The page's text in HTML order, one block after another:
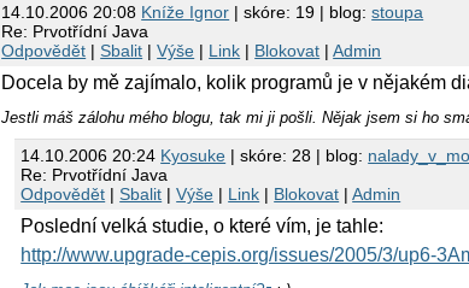
14.10.2006 20:08 Kníže Ignor | skóre: 19 | blog:stoupa
Re: Prvotřídní Java
Odpovědět |Sbalit |Výše | Link | Blokovat |Admin
Docela by mě zajímalo, kolik programů je v nějakém
Jestli máš zálohu mého blogu, tak mi ji pošli. Nějak jsem si ho
14.10.2006 20:24 Kyosuke | skóre: 28 | blog:
Re: Prvotřídní Java
Odpovědět |Sbalit |Výše | Link | Blokovat |Admin
Poslední velká studie, o které vím, je tahle:
http://www.upgrade-cepis.org/issues/2005/3/up6-